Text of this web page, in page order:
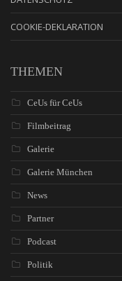
COOKIE-DEKLARATION
THEMEN
CeUs für CeUs
Filmbeitrag
Galerie
Galerie München
News
Partner
Podcast
Politik